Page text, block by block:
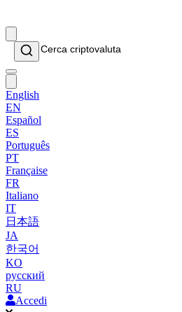
English
EN
Español
ES
Português
PT
Française
FR
Italiano
IT
日本語
JA
한국어
KO
русский
RU
Accedi